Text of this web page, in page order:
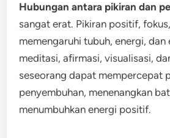
Hubungan antara pikiran dan
sangat erat. Pikiran positif,
memengaruhi tubuh, energi, dan
meditasi, afirmasi, visualisasi,
seseorang dapat mempercepat
penyembuhan, menenangkan
menumbuhkan energi positif.